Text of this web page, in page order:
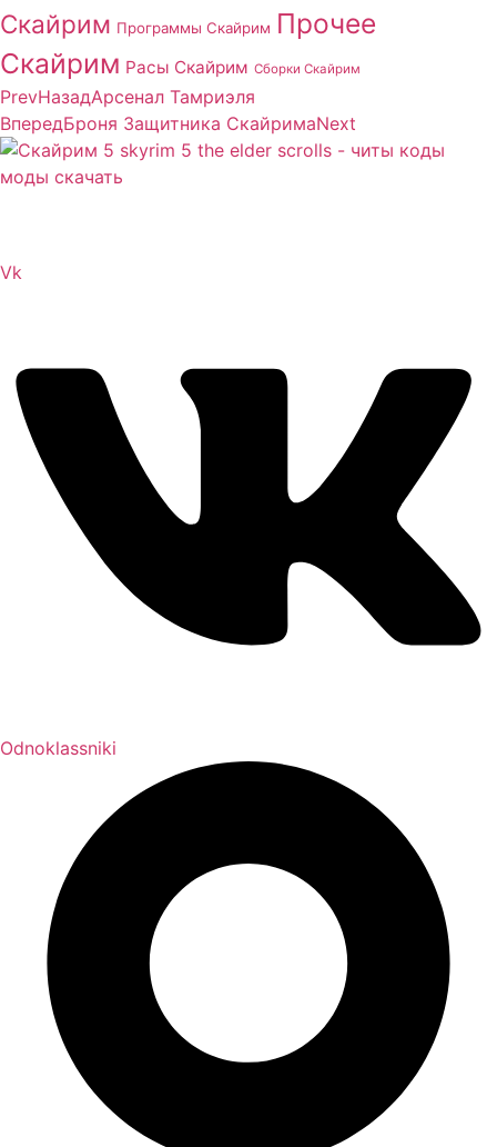
Скайрим Программы Скайрим Прочее
Скайрим Расы Скайрим Сборки Скайрим
PrevНазадАрсенал Тамриэля
ВпередБроня Защитника СкайримаNext
Vk
Odnoklassniki